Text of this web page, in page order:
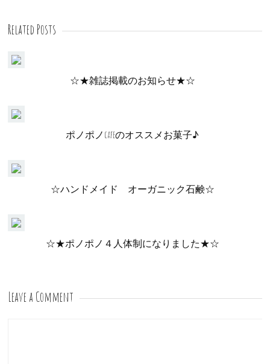
Related Posts
☆★雑誌掲載のお知らせ★☆
ポノポノcafeのオススメお菓子♪
☆ハンドメイド オーガニック石鹸☆
☆★ポノポノ４人体制になりました★☆
Leave a Comment